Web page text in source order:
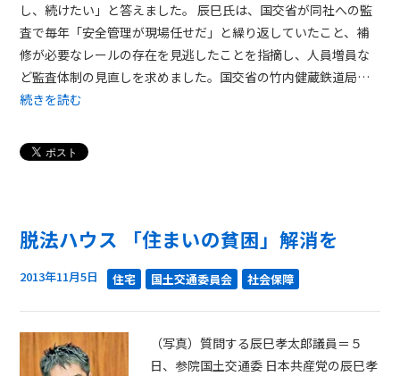
し、続けたい」と答えました。 辰巳氏は、国交省が同社への監
査で毎年「安全管理が現場任せだ」と繰り返していたこと、補
修が必要なレールの存在を見逃したことを指摘し、人員増員な
ど監査体制の見直しを求めました。国交省の竹内健蔵鉄道局…
続きを読む
脱法ハウス 「住まいの貧困」解消を
2013年11月5日 住宅 国土交通委員会 社会保障
（写真）質問する辰巳孝太郎議員＝５
日、参院国土交通委 日本共産党の辰巳孝